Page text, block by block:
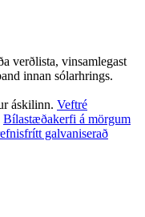
verðlista, vinsamlegast
innan sólarhrings.
áskilinn. Veftré
Bílastæðakerfi á mörgum
galvaniserað